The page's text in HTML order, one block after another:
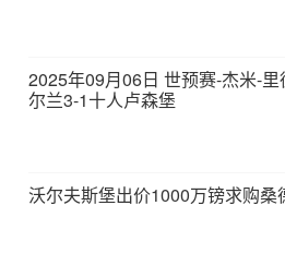
2025年09月06日 世预赛-杰米-
尔兰3-1十人卢森堡
沃尔夫斯堡出价1000万镑求购桑